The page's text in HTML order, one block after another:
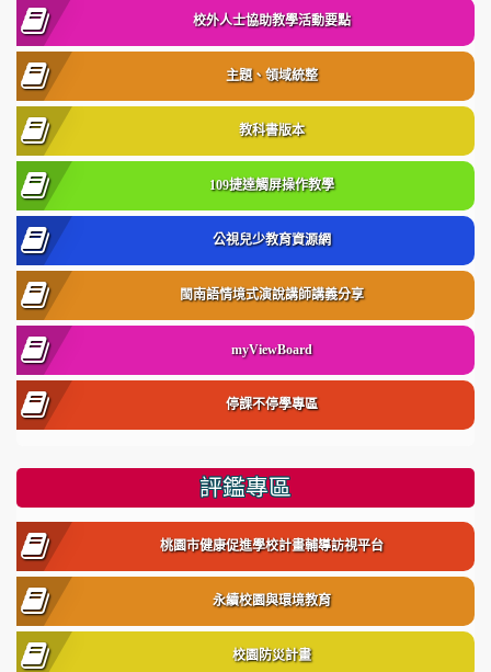
校外人士協助教學活動要點
主題、領域統整
教科書版本
109捷達觸屏操作教學
公視兒少教育資源網
閩南語情境式演說講師講義分享
myViewBoard
停課不停學專區
評鑑專區
桃園市健康促進學校計畫輔導訪視平台
永續校園與環境教育
校園防災計畫